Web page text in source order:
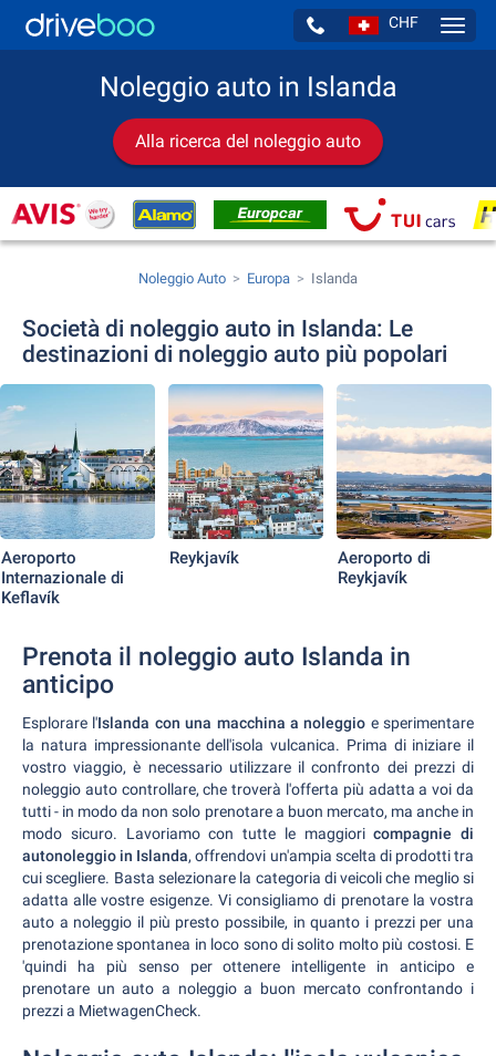
CHF
Noleggio auto in Islanda
Alla ricerca del noleggio auto
Noleggio Auto Europa Islanda
Società di noleggio auto in Islanda: Le
destinazioni di noleggio auto più popolari
Aeroporto
Internazionale di
Keflavík
Reykjavík
Aeroporto di
Reykjavík
Prenota il noleggio auto Islanda in
anticipo
Esplorare l'Islanda con una macchina a noleggio e sperimentare
la natura impressionante dell'isola vulcanica. Prima di iniziare il
vostro viaggio, è necessario utilizzare il confronto dei prezzi di
noleggio auto controllare, che troverà l'offerta più adatta a voi da
tutti - in modo da non solo prenotare a buon mercato, ma anche in
modo sicuro. Lavoriamo con tutte le maggioricompagnie di
autonoleggio in Islanda, offrendovi un'ampia scelta di prodotti tra
cui scegliere. Basta selezionare la categoria di veicoli che meglio si
adatta alle vostre esigenze. Vi consigliamo di prenotare la vostra
auto a noleggio il più presto possibile, in quanto i prezzi per una
prenotazione spontanea in loco sono di solito molto più costosi. E
'quindi ha più senso per ottenere intelligente in anticipo e
prenotare un auto a noleggio a buon mercato confrontando i
prezzi a MietwagenCheck.